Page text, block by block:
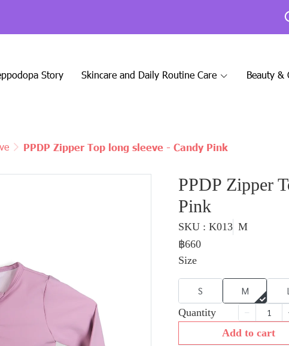
Story Skincare and Daily Routine Care Beauty &
PPDP Zipper Top long sleeve - Candy Pink
PPDP Zipper
Pink
SKU : K013 M
฿660
Size
S M L
Quantity
Add to cart